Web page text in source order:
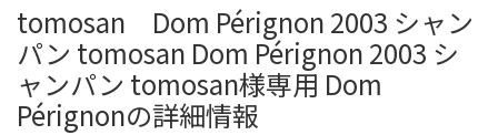
tomosan Dom Pérignon 2003 シャン
パン tomosan Dom Pérignon 2003 シ
ャンパン tomosan様専用 Dom
Pérignonの詳細情報